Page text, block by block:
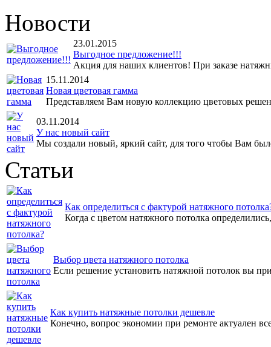
Новости
23.01.2015
Выгодное предложение!!!
Акция для наших клиентов! При заказе
15.11.2014
Новая цветовая гамма
Представляем Вам новую коллекцию цветовых
03.11.2014
У нас новый сайт
Мы создали новый, яркий сайт, для того чтобы Вам
Статьи
Как определиться с фактурой натяжного
Когда с цветом натяжного потолка
Выбор цвета натяжного потолка
Если решение установить натяжной потолок вы
Как купить натяжные потолки дешевле
Конечно, вопрос экономии при ремонте актуален